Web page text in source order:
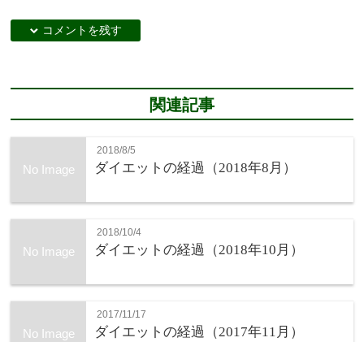
down コメントを残す
関連記事
No Image
2018/8/5
ダイエットの経過（2018年8月）
No Image
2018/10/4
ダイエットの経過（2018年10月）
No Image
2017/11/17
ダイエットの経過（2017年11月）